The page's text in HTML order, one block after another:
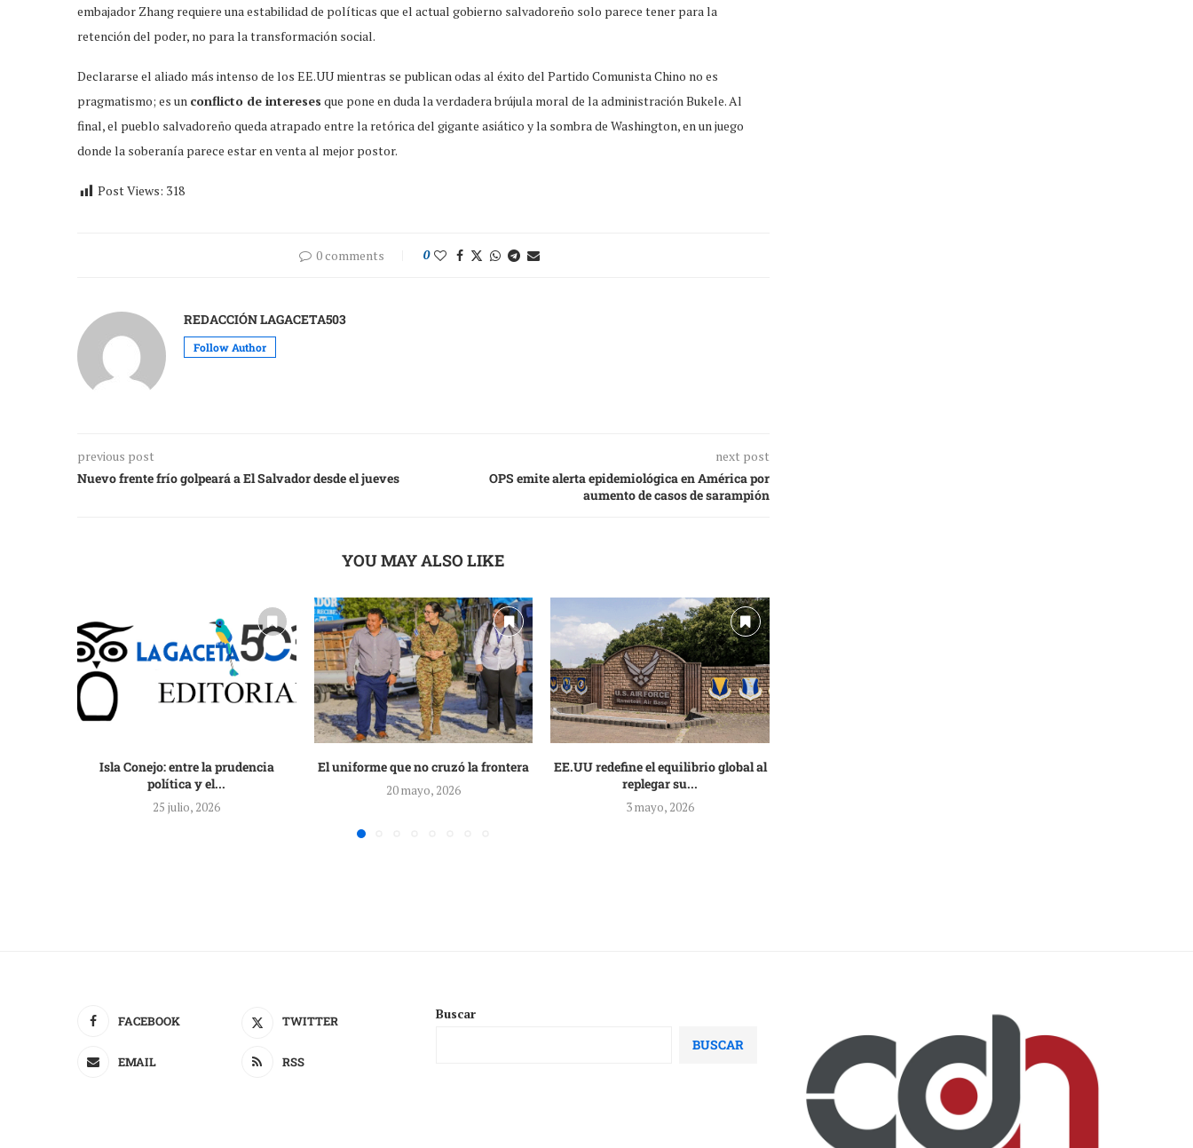
embajador Zhang requiere una estabilidad de políticas que el actual gobierno salvadoreño solo parece tener para la
retención del poder, no para la transformación social.
Declararse el aliado más intenso de los EE.UU mientras se publican odas al éxito del Partido Comunista Chino no es
pragmatismo; es un conflicto de intereses que pone en duda la verdadera brújula moral de la administración Bukele. Al
final, el pueblo salvadoreño queda atrapado entre la retórica del gigante asiático y la sombra de Washington, en un juego
donde la soberanía parece estar en venta al mejor postor.
Post Views: 318
0 comments 0
REDACCIÓN LAGACETA503
Follow Author
previous post
Nuevo frente frío golpeará a El Salvador desde el jueves
next post
OPS emite alerta epidemiológica en América por
aumento de casos de sarampión
YOU MAY ALSO LIKE
Isla Conejo: entre la prudencia
política y el...
25 julio, 2026
El uniforme que no cruzó la frontera
20 mayo, 2026
EE.UU redefine el equilibrio global al
replegar su...
3 mayo, 2026
FACEBOOK TWITTER
EMAIL RSS
Buscar
BUSCAR